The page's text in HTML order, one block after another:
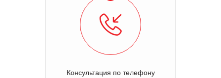
Консультация по телефону